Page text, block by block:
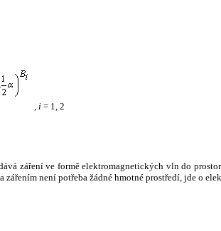
, i = 1, 2
záření ve formě elektromagnetických vln do
není potřeba žádné hmotné prostředí, jde o